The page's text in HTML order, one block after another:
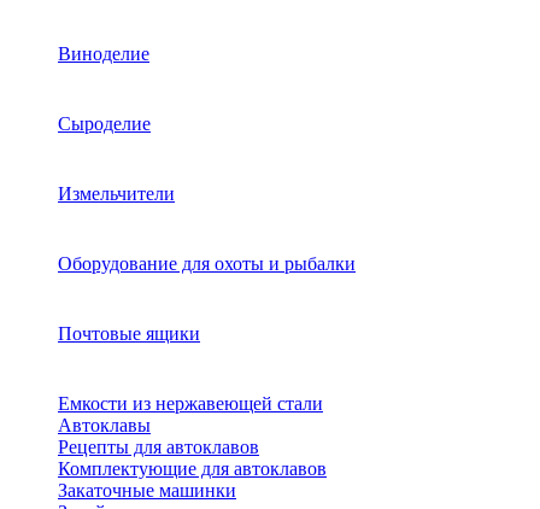
Виноделие
Сыроделие
Измельчители
Оборудование для охоты и рыбалки
Почтовые ящики
Емкости из нержавеющей стали
Автоклавы
Рецепты для автоклавов
Комплектующие для автоклавов
Закаточные машинки